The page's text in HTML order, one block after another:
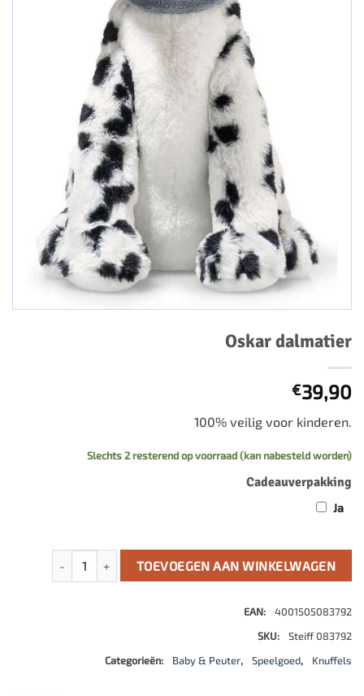
Oskar dalmatier
€39,90
100% veilig voor kinderen.
Slechts 2 resterend op voorraad (kan nabesteld worden)
Cadeauverpakking
Ja
Oskar dalmatier aantalTOEVOEGEN AAN WINKELWAGEN
EAN:
4001505083792
SKU:
Steiff 083792
Categorieën:
Baby & Peuter, Speelgoed, Knuffels